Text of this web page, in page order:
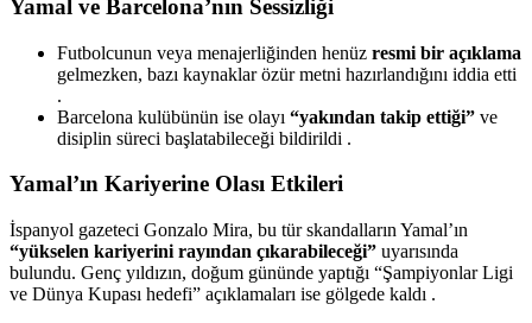
Yamal ve Barcelona’nın Sessizliği
Futbolcunun veya menajerliğinden henüz resmi bir açıklama
gelmezken, bazı kaynaklar özür metni hazırlandığını iddia etti
.
Barcelona kulübünün ise olayı “yakından takip ettiği” ve
disiplin süreci başlatabileceği bildirildi .
Yamal’ın Kariyerine Olası Etkileri
İspanyol gazeteci Gonzalo Mira, bu tür skandalların Yamal’ın
“yükselen kariyerini rayından çıkarabileceği” uyarısında
bulundu. Genç yıldızın, doğum gününde yaptığı “Şampiyonlar Ligi
ve Dünya Kupası hedefi” açıklamaları ise gölgede kaldı .